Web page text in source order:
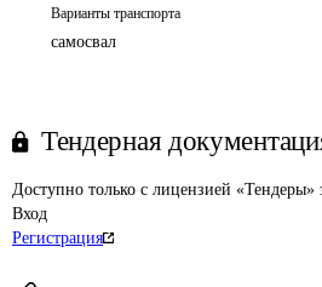
Варианты транспорта
самосвал
Тендерная
Доступно только с лицензией «Тендеры»
Вход
Регистрация